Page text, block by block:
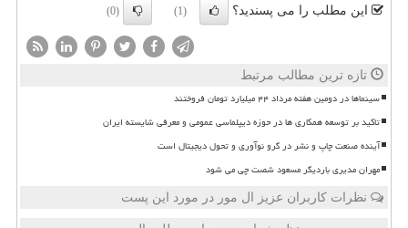
این مطلب را می پسندید؟ (1)
(0)
تازه ترین مطالب مرتبط
سینماها در دومین هفته مرداد ۴۴ میلیارد تومان فروختند
تاکید بر توسعه همکاری ها در حوزه دیپلماسی عمومی و معرفی شایسته ایران
آینده صنعت چاپ و نشر در گرو نوآوری و تحول دیجیتال است
مهران مدیری باردیگر مسعود شصت چی می شود
نظرات کاربران عزیز ال مور در مورد این پست